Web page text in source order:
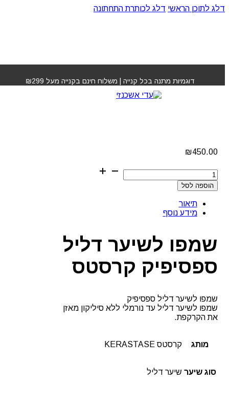
דלג לתוכן הראשי דלג לכותרת התחתונה
דוגמיות מתנה בכל קנייה | משלוח חינם בקנייה מעל ₪299
שמפו לשיער דליל
₪450.00
כמות
של
שמפו
דליל
ספסיפיק
הוספה לסל
תיאור
מידע נוסף
שמפו לשיער דליל
ספסיפיק קרסטס
שמפו לשיער דליל ספסיפיק
שמפו לשיער דליל עד נורמלי ללא סיליקון מאזן
את הקרקפת.
מותג קרסטס KERASTASE
סוג שיער שיער דליל